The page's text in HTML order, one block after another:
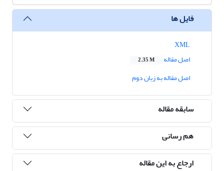
فایل ها
اصل مقاله
2.35 M
اصل مقاله به زبان دوم
سابقه مقاله
هم رسانی
ارجاع به این مقاله